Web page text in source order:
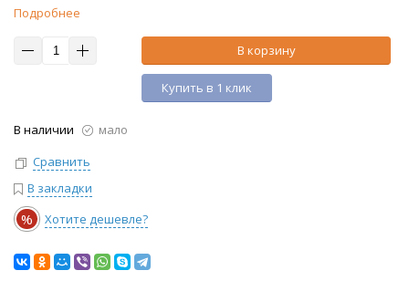
Подробнее
В корзину
Купить в 1 клик
В наличии
мало
Сравнить
В закладки
% Хотите дешевле?